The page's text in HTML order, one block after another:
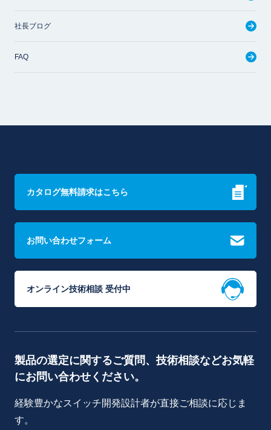
社長ブログ
FAQ
カタログ無料請求はこちら
お問い合わせフォーム
オンライン技術相談 受付中
製品の選定に関するご質問、技術相談などお気軽
にお問い合わせください。
経験豊かなスイッチ開発設計者が直接ご相談に応じま
す。